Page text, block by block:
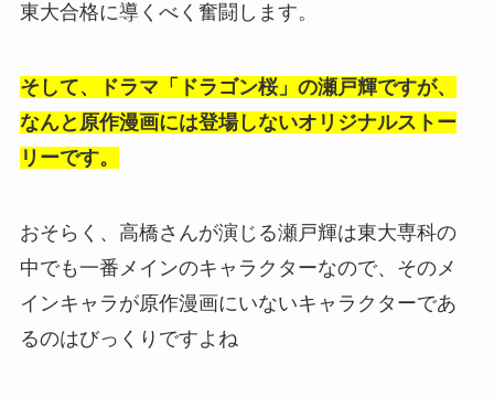
東大合格に導くべく奮闘します。
そして、ドラマ「ドラゴン桜」の瀬戸輝ですが、
なんと原作漫画には登場しないオリジナルストー
リーです。
おそらく、高橋さんが演じる瀬戸輝は東大専科の
中でも一番メインのキャラクターなので、そのメ
インキャラが原作漫画にいないキャラクターであ
るのはびっくりですよね